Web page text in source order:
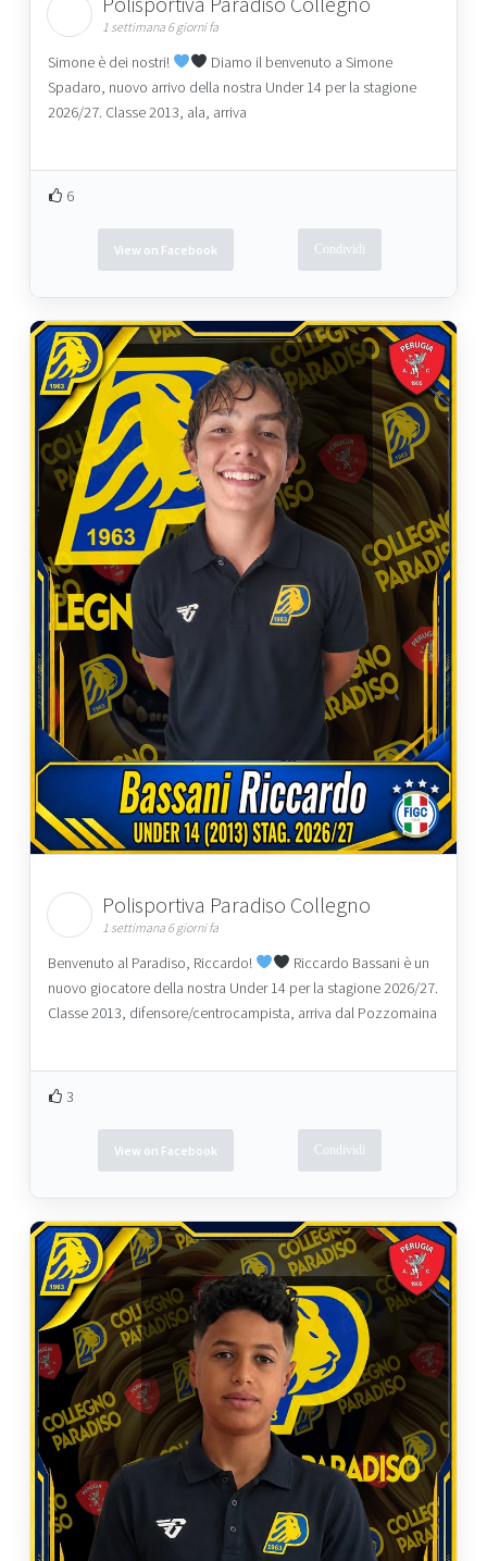
1 settimana 6 giorni fa
Simone è dei nostri!
Diamo il benvenuto a Simone
Spadaro, nuovo arrivo della nostra Under 14 per la stagione
2026/27. Classe 2013, ala, arriva
6
View on Facebook Condividi
Polisportiva Paradiso Collegno
1 settimana 6 giorni fa
Benvenuto al Paradiso, Riccardo!
Riccardo Bassani è un
nuovo giocatore della nostra Under 14 per la stagione 2026/27.
Classe 2013, difensore/centrocampista, arriva dal Pozzomaina
3
View on Facebook Condividi